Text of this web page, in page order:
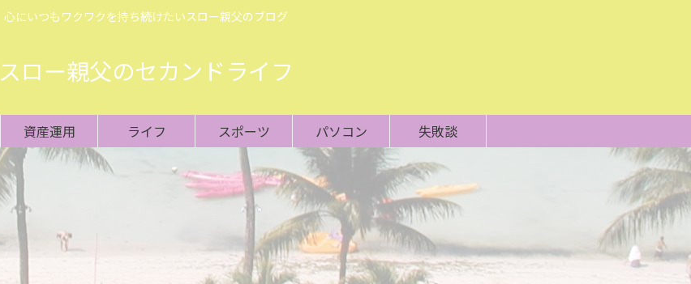
心にいつもワクワクを持ち続けたいスロー親父のブログ
スロー親父のセカンドライフ
資産運用 ライフ スポーツ パソコン 失敗談